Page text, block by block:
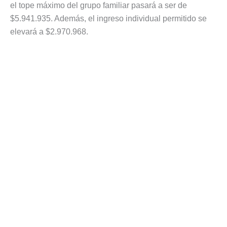
el tope máximo del grupo familiar pasará a ser de
$5.941.935. Además, el ingreso individual permitido se
elevará a $2.970.968.